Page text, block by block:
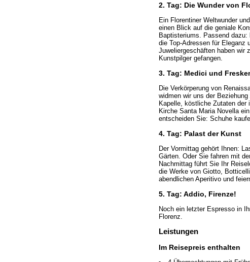
2. Tag: Die Wunder von
Ein Florentiner Weltwunder
einen Blick auf die geniale
Baptisteriums. Passend
die Top-Adressen für Eleganz
Juweliergeschäften haben wir
Kunstpilger gefangen.
3. Tag: Medici und
Die Verkörperung von
widmen wir uns der
Kapelle, köstliche Zutaten
Kirche Santa Maria Novella
entscheiden Sie: Schuhe
4. Tag: Palast der Kunst
Der Vormittag gehört Ihnen:
Gärten. Oder Sie fahren mit
Nachmittag führt Sie Ihr
die Werke von Giotto,
abendlichen Aperitivo und
5. Tag: Addio, Firenze!
Noch ein letzter Espresso in
Florenz.
Leistungen
Im Reisepreis enthalten